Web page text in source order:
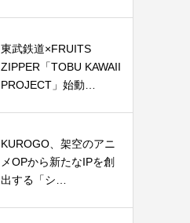
東武鉄道×FRUITS
ZIPPER「TOBU KAWAII
PROJECT」始動…
KUROGO、架空のアニ
メOPから新たなIPを創
出する「シ…